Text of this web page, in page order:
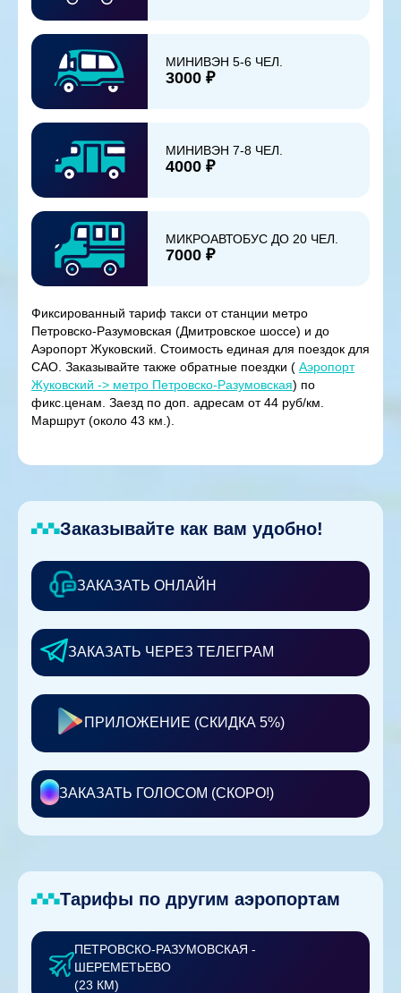
МИНИВЭН 5-6 ЧЕЛ.
3000 ₽
МИНИВЭН 7-8 ЧЕЛ.
4000 ₽
МИКРОАВТОБУС ДО 20 ЧЕЛ.
7000 ₽
Фиксированный тариф такси от станции метро
Петровско-Разумовская (Дмитровское шоссе) и до
Аэропорт Жуковский. Стоимость единая для поездок для
САО. Заказывайте также обратные поездки ( Аэропорт
Жуковский -> метро Петровско-Разумовская) по
фикс.ценам. Заезд по доп. адресам от 44 руб/км.
Маршрут (около 43 км.).
Заказывайте как вам удобно!
ЗАКАЗАТЬ ОНЛАЙН
ЗАКАЗАТЬ ЧЕРЕЗ ТЕЛЕГРАМ
ПРИЛОЖЕНИЕ (СКИДКА 5%)
ЗАКАЗАТЬ ГОЛОСОМ (СКОРО!)
Тарифы по другим аэропортам
ПЕТРОВСКО-РАЗУМОВСКАЯ -
ШЕРЕМЕТЬЕВО
(23 КМ)